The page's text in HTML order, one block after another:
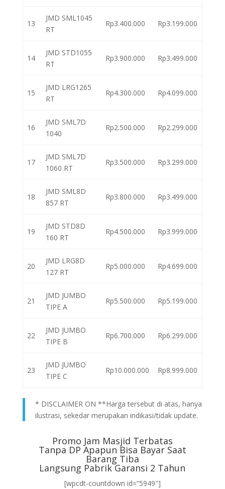
13
JMD SML1045
RT
Rp3.400.000 Rp3.199.000
14
JMD STD1055
RT
Rp3.900.000 Rp3.499.000
15
JMD LRG1265
RT
Rp4.300.000 Rp4.099.000
16
JMD SML7D
1040
Rp2.500.000 Rp2.299.000
17
JMD SML7D
1060 RT
Rp3.500.000 Rp3.299.000
18
JMD SML8D
857 RT
Rp3.800.000 Rp3.499.000
19
JMD STD8D
160 RT
Rp4.500.000 Rp3.999.000
20
JMD LRG8D
127 RT
Rp5.000.000 Rp4.699.000
21
JMD JUMBO
TIPE A
Rp5.500.000 Rp5.199.000
22
JMD JUMBO
TIPE B
Rp6.700.000 Rp6.299.000
23
JMD JUMBO
TIPE C
Rp10.000.000 Rp8.999.000
* DISCLAIMER ON **Harga tersebut di atas, hanya
ilustrasi, sekedar merupakan indikasi/tidak update.
Promo Jam Masjid Terbatas
Tanpa DP Apapun Bisa Bayar Saat
Barang Tiba
Langsung Pabrik Garansi 2 Tahun
[wpcdt-countdown id=”5949″]